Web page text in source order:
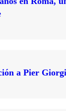
a Pier